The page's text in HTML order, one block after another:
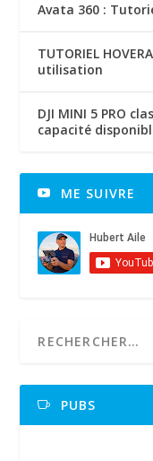
Avata 360 :
TUTORIEL
utilisation
DJI MINI 5 PRO
capacité
ME SUIVRE
PUBS